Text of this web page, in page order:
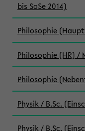
bis SoSe 2014)
Philosophie
Philosophie (HR) /
Philosophie
Physik / B.Sc.
Physik / B.Sc.